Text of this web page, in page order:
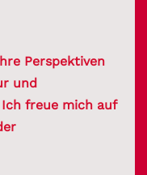
Perspektiven
und
freue mich auf